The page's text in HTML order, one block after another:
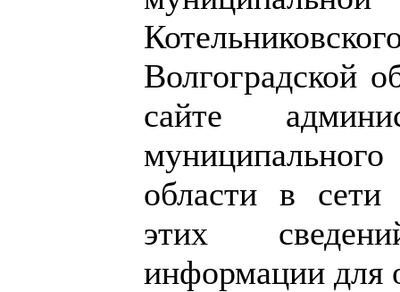
Волгоградской
сайте
области в сети
этих
информации для